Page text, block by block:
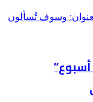
بعنوان: وسوف تُسألون
أسبوع”